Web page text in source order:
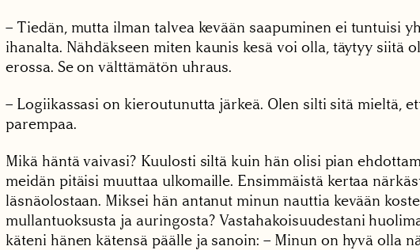
– Tiedän, mutta ilman talvea kevään saapuminen ei tuntuisi
ihanalta. Nähdäkseen miten kaunis kesä voi olla, täytyy siitä
erossa. Se on välttämätön uhraus.
– Logiikassasi on kieroutunutta järkeä. Olen silti sitä mieltä,
parempaa.
Mikä häntä vaivasi? Kuulosti siltä kuin hän olisi pian
meidän pitäisi muuttaa ulkomaille. Ensimmäistä kertaa
läsnäolostaan. Miksei hän antanut minun nauttia kevään
mullantuoksusta ja auringosta? Vastahakoisuudestani
käteni hänen kätensä päälle ja sanoin: – Minun on hyvä olla